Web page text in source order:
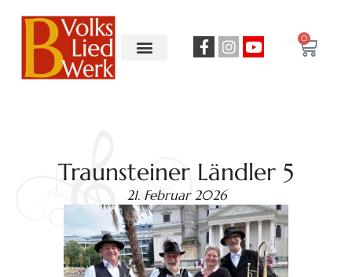
0
Traunsteiner Ländler 5
21. Februar 2026